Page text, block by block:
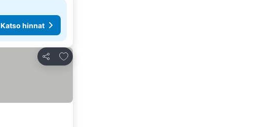
Katso hinnat
Jaa
Lisää suosikkeihin